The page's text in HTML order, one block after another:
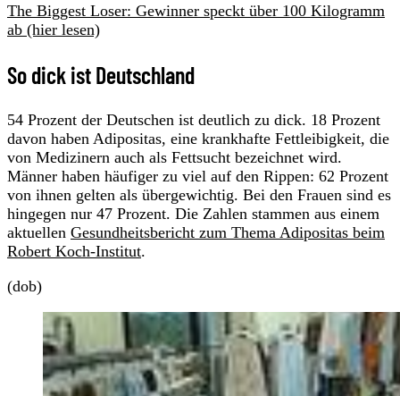
The Biggest Loser: Gewinner speckt über 100 Kilogramm
ab (hier lesen)
So dick ist Deutschland
54 Prozent der Deutschen ist deutlich zu dick. 18 Prozent
davon haben Adipositas, eine krankhafte Fettleibigkeit, die
von Medizinern auch als Fettsucht bezeichnet wird.
Männer haben häufiger zu viel auf den Rippen: 62 Prozent
von ihnen gelten als übergewichtig. Bei den Frauen sind es
hingegen nur 47 Prozent. Die Zahlen stammen aus einem
aktuellen Gesundheitsbericht zum Thema Adipositas beim
Robert Koch-Institut.
(dob)